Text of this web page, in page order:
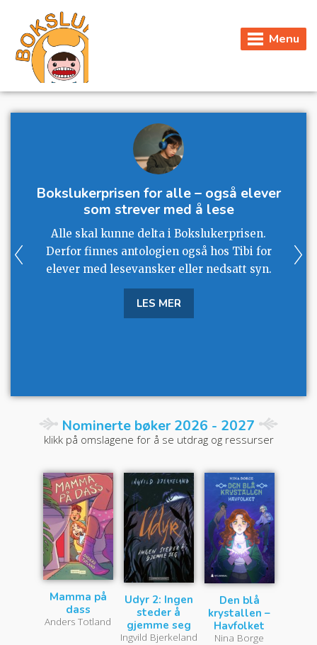
Menu
Bokslukerprisen for alle – også elever
som strever med å lese
Alle skal kunne delta i Bokslukerprisen.
Derfor finnes antologien også hos Tibi for
elever med lesevansker eller nedsatt syn.
LES MER
Nominerte bøker 2026 - 2027
klikk på omslagene for å se utdrag og ressurser
Mamma på
dass
Anders Totland
Udyr 2: Ingen
steder å
gjemme seg
Ingvild Bjerkeland
Den blå
krystallen –
Havfolket
Nina Borge